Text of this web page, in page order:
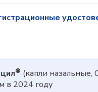
® (капли
в 2024 году